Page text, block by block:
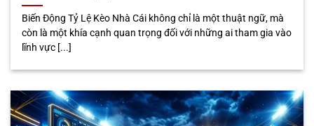
Biến Động Tỷ Lệ Kèo Nhà Cái không chỉ là một thuật ngữ, mà
còn là một khía cạnh quan trọng đối với những ai tham gia vào
lĩnh vực [...]